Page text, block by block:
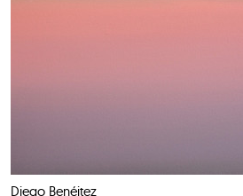
Diego Benéitez